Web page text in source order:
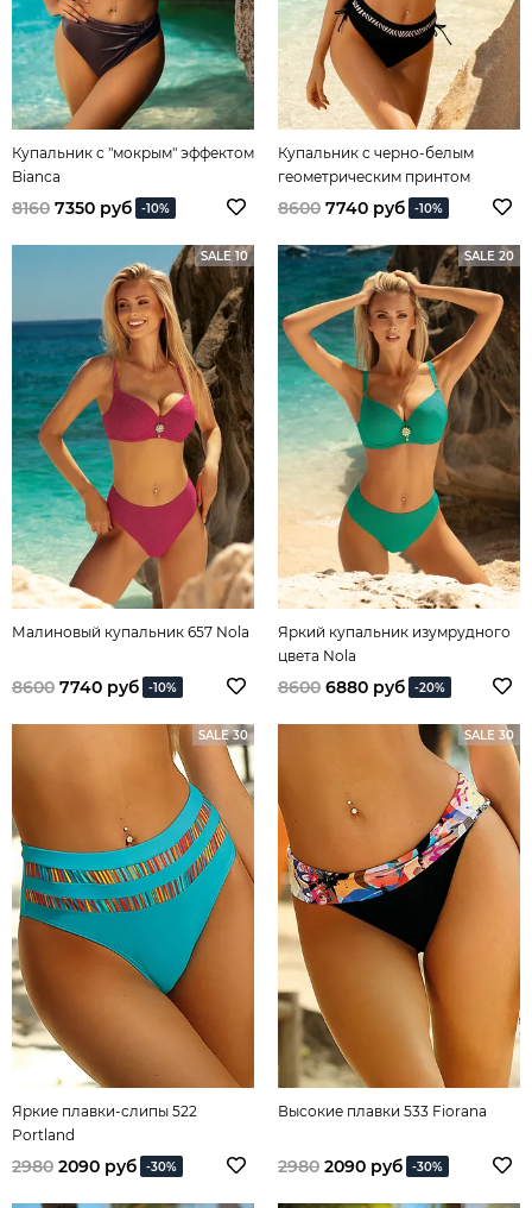
Купальник с "мокрым" эффектом
Bianca
8160 7350 руб -10%
Купальник с черно-белым
геометрическим принтом
Fiorana
8600 7740 руб -10%
SALE 10
Малиновый купальник 657 Nola
8600 7740 руб -10%
SALE 20
Яркий купальник изумрудного
цвета Nola
8600 6880 руб -20%
SALE 30
Яркие плавки-слипы 522
Portland
2980 2090 руб -30%
SALE 30
Высокие плавки 533 Fiorana
2980 2090 руб -30%